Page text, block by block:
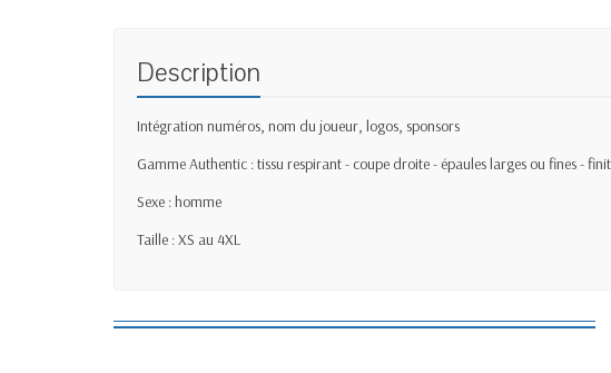
Description
Intégration numéros, nom du joueur, logos, sponsors
Gamme Authentic : tissu respirant - coupe droite - épaules larges ou fines -
Sexe : homme
Taille : XS au 4XL